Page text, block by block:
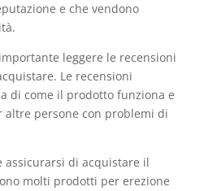
e che vendono
leggere le recensioni
Le recensioni
di come il prodotto funziona e
altre persone con problemi di
assicurarsi di acquistare il
molti prodotti per erezione